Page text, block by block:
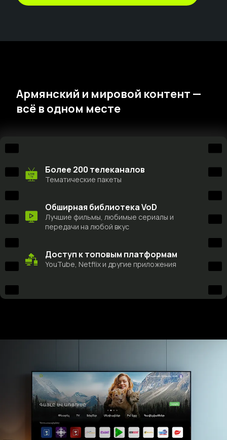
Армянский и мировой контент —
всё в одном месте
Более 200 телеканалов
Тематические пакеты
Обширная библиотека VoD
Лучшие фильмы, любимые сериалы и
передачи на любой вкус
Доступ к топовым платформам
YouTube, Netflix и другие приложения